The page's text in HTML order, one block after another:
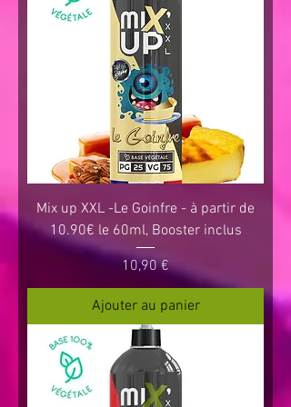
Mix up XXL -Le Goinfre - à partir de
10.90€ le 60ml, Booster inclus
Prix
10,90 €
Ajouter au panier